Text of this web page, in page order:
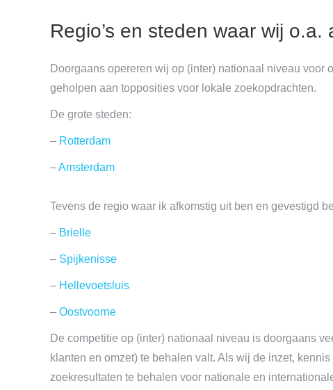
Regio’s en steden waar wij o.a.
Doorgaans opereren wij op (inter) nationaal niveau voor
geholpen aan topposities voor lokale zoekopdrachten.
De grote steden:
– Rotterdam
–Amsterdam
Tevens de regio waar ik afkomstig uit ben en gevestigd
– Brielle
– Spijkenisse
– Hellevoetsluis
– Oostvoorne
De competitie op (inter) nationaal niveau is doorgaans
klanten en omzet) te behalen valt. Als wij de inzet,
zoekresultaten te behalen voor nationale en